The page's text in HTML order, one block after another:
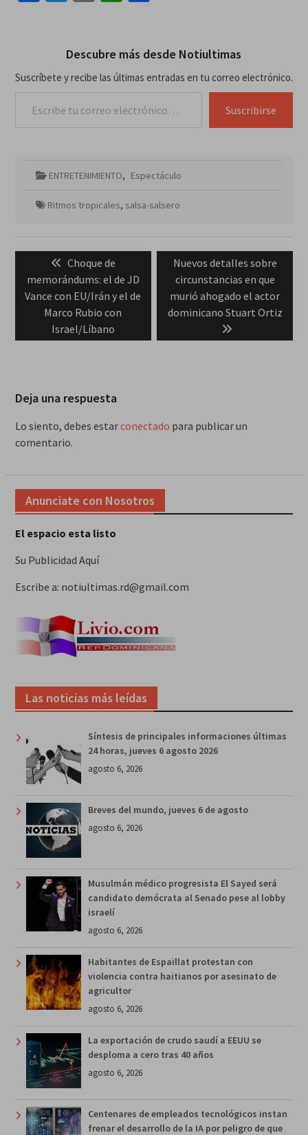
Descubre más desde Notiultimas
Suscríbete y recibe las últimas entradas en tu correo electrónico.
Suscribirse
ENTRETENIMIENTO, Espectáculo
Ritmos tropicales, salsa-salsero
entradas
Previous
post:
Choque de
memorándums: el de JD
Vance con EU/Irán y el de
Marco Rubio con
Israel/Líbano
Next
post:
Nuevos detalles sobre
circunstancias en que
murió ahogado el actor
dominicano Stuart Ortiz
Deja una respuesta
Lo siento, debes estarconectado para publicar un
comentario.
Anunciate con Nosotros
El espacio esta listo
Su Publicidad Aquí
Escribe a: notiultimas.rd@gmail.com
Las noticias más leídas
Síntesis de principales informaciones últimas
24 horas, jueves 6 agosto 2026
agosto 6, 2026
Breves del mundo, jueves 6 de agosto
agosto 6, 2026
Musulmán médico progresista El Sayed será
candidato demócrata al Senado pese al lobby
israelí
agosto 6, 2026
Habitantes de Espaillat protestan con
violencia contra haitianos por asesinato de
agricultor
agosto 6, 2026
La exportación de crudo saudí a EEUU se
desploma a cero tras 40 años
agosto 6, 2026
Centenares de empleados tecnológicos instan
frenar el desarrollo de la IA por peligro de que